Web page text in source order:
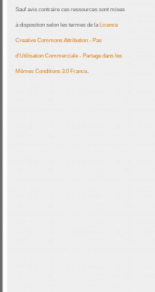
Sauf avis contraire ces ressources sont mises
à disposition selon les termes de laLicence
Creative Commons Attribution - Pas
d’Utilisation Commerciale - Partage dans les
Mêmes Conditions 3.0 France